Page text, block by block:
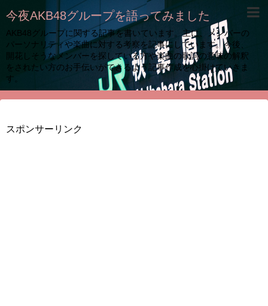
今夜AKB48グループを語ってみました
AKB48グループに関する記事を書いています。主に、メンバーの
パーソナリティや楽曲に対する考察を記事にしています。今後、
開花しそうなメンバーを探している方や楽曲の歌詞の意味の解釈
をされたい方のお手伝いができるよう記事作成を心掛けていきま
す。
スポンサーリンク